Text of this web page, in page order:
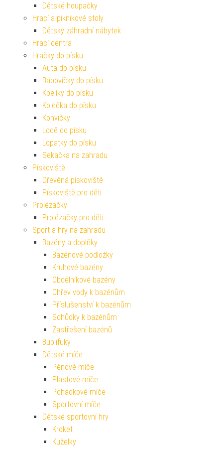
Dětské houpačky
Hrací a piknikové stoly
Dětský záhradní nábytek
Hrací centra
Hračky do písku
Auta do písku
Bábovičky do písku
Kbelíky do písku
Kolečka do písku
Konvičky
Lodě do písku
Lopatky do písku
Sekačka na zahradu
Pískoviště
Dřevěná pískoviště
Pískoviště pro děti
Prolézačky
Prolézačky pro děti
Sport a hry na zahradu
Bazény a doplňky
Bazénové podložky
Kruhové bazény
Obdélníkové bazény
Ohřev vody k bazénům
Příslušenství k bazénům
Schůdky k bazénům
Zastřešení bazénů
Bublifuky
Dětské míče
Pěnové míče
Plastové míče
Pohádkové míče
Sportovní míče
Dětské sportovní hry
Kroket
Kuželky